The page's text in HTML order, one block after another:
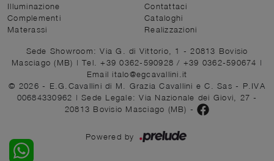
Illuminazione
Complementi
Materassi
Contattaci
Cataloghi
Realizzazioni
Sede Showroom: Via G. di Vittorio, 1 - 20813 Bovisio
Masciago (MB) | Tel. +39 0362-590928/ +39 0362-590674 |
Email italo@egcavallini.it
© 2026 - E.G.Cavallini di M. Grazia Cavallini e C. Sas - P.IVA
00684330962 | Sede Legale: Via Nazionale dei Giovi, 27 -
20813 Bovisio Masciago (MB) -
Powered by